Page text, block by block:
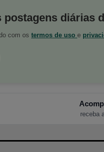
postagens diárias
com os termos de uso e
receba